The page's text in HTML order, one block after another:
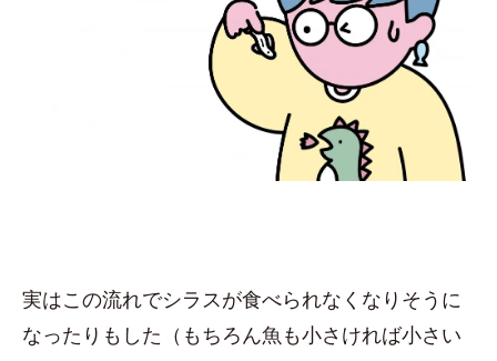
実はこの流れでシラスが食べられなくなりそうに
なったりもした（もちろん魚も小さければ小さい